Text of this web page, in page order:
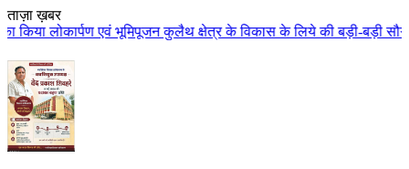
ताज़ा ख़बर
कुलैथ क्षेत्र के विकास के लिये की बड़ी-बड़ी सौगातों की घोषणा कुलैथ